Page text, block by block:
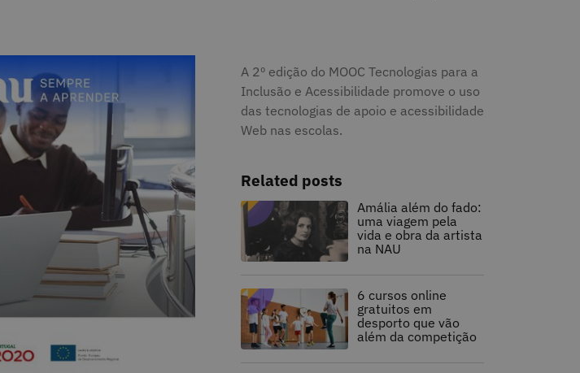
A 2º edição do MOOC Tecnologias para a
Inclusão e Acessibilidade promove o uso
das tecnologias de apoio e acessibilidade
Web nas escolas.
Related posts
Amália além do fado:
uma viagem pela
vida e obra da artista
na NAU
6 cursos online
gratuitos em
desporto que vão
além da competição